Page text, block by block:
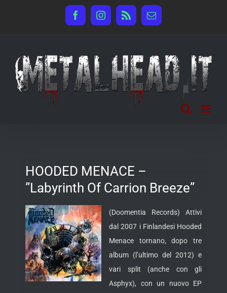
FacebookInstagram
Rss Email
HOODED MENACE –
”Labyrinth Of Carrion Breeze”
(Doomentia Records) Attivi
dal 2007 i Finlandesi Hooded
Menace tornano, dopo tre
album (l’ultimo del 2012) e
vari split (anche con gli
Asphyx), con un nuovo EP